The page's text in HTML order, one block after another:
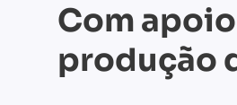
Com
produção